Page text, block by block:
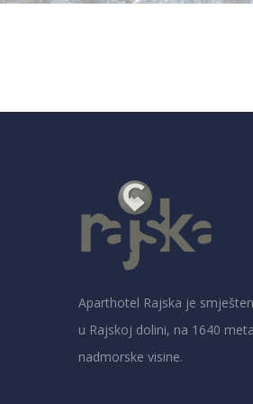
Aparthotel Rajska je
u Rajskoj dolini, na 1640
nadmorske visine.